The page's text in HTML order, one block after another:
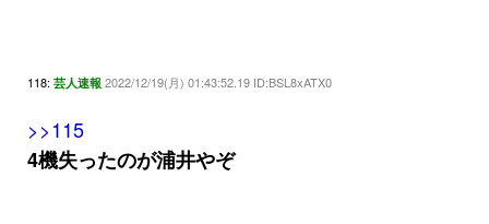
118: 芸人速報 2022/12/19(月) 01:43:52.19 ID:BSL8xATX0
>>115
4機失ったのが浦井やぞ